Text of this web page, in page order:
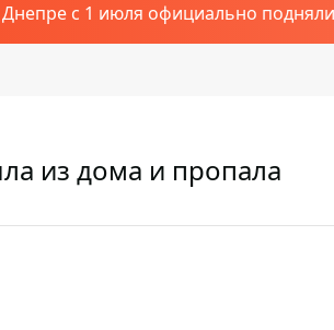
с 1 июля официально
из дома и пропала